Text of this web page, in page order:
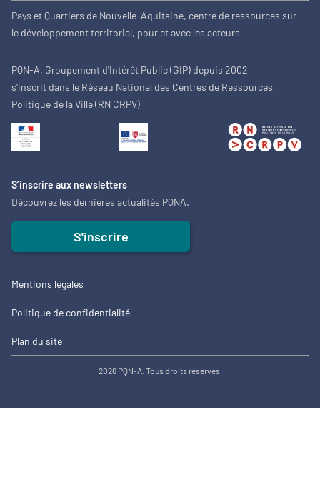
Pays et Quartiers de Nouvelle-Aquitaine, centre de ressources sur
le développement territorial, pour et avec les acteurs
PQN-A, Groupement d'Intérêt Public (GIP) depuis 2002
s'inscrit dans le Réseau National des Centres de Ressources
Politique de la Ville (RN CRPV)
S’inscrire aux newsletters
Découvrez les dernières actualités PQNA.
S'inscrire
Mentions légales
Politique de confidentialité
Plan du site
2026 PQN-A. Tous droits réservés.